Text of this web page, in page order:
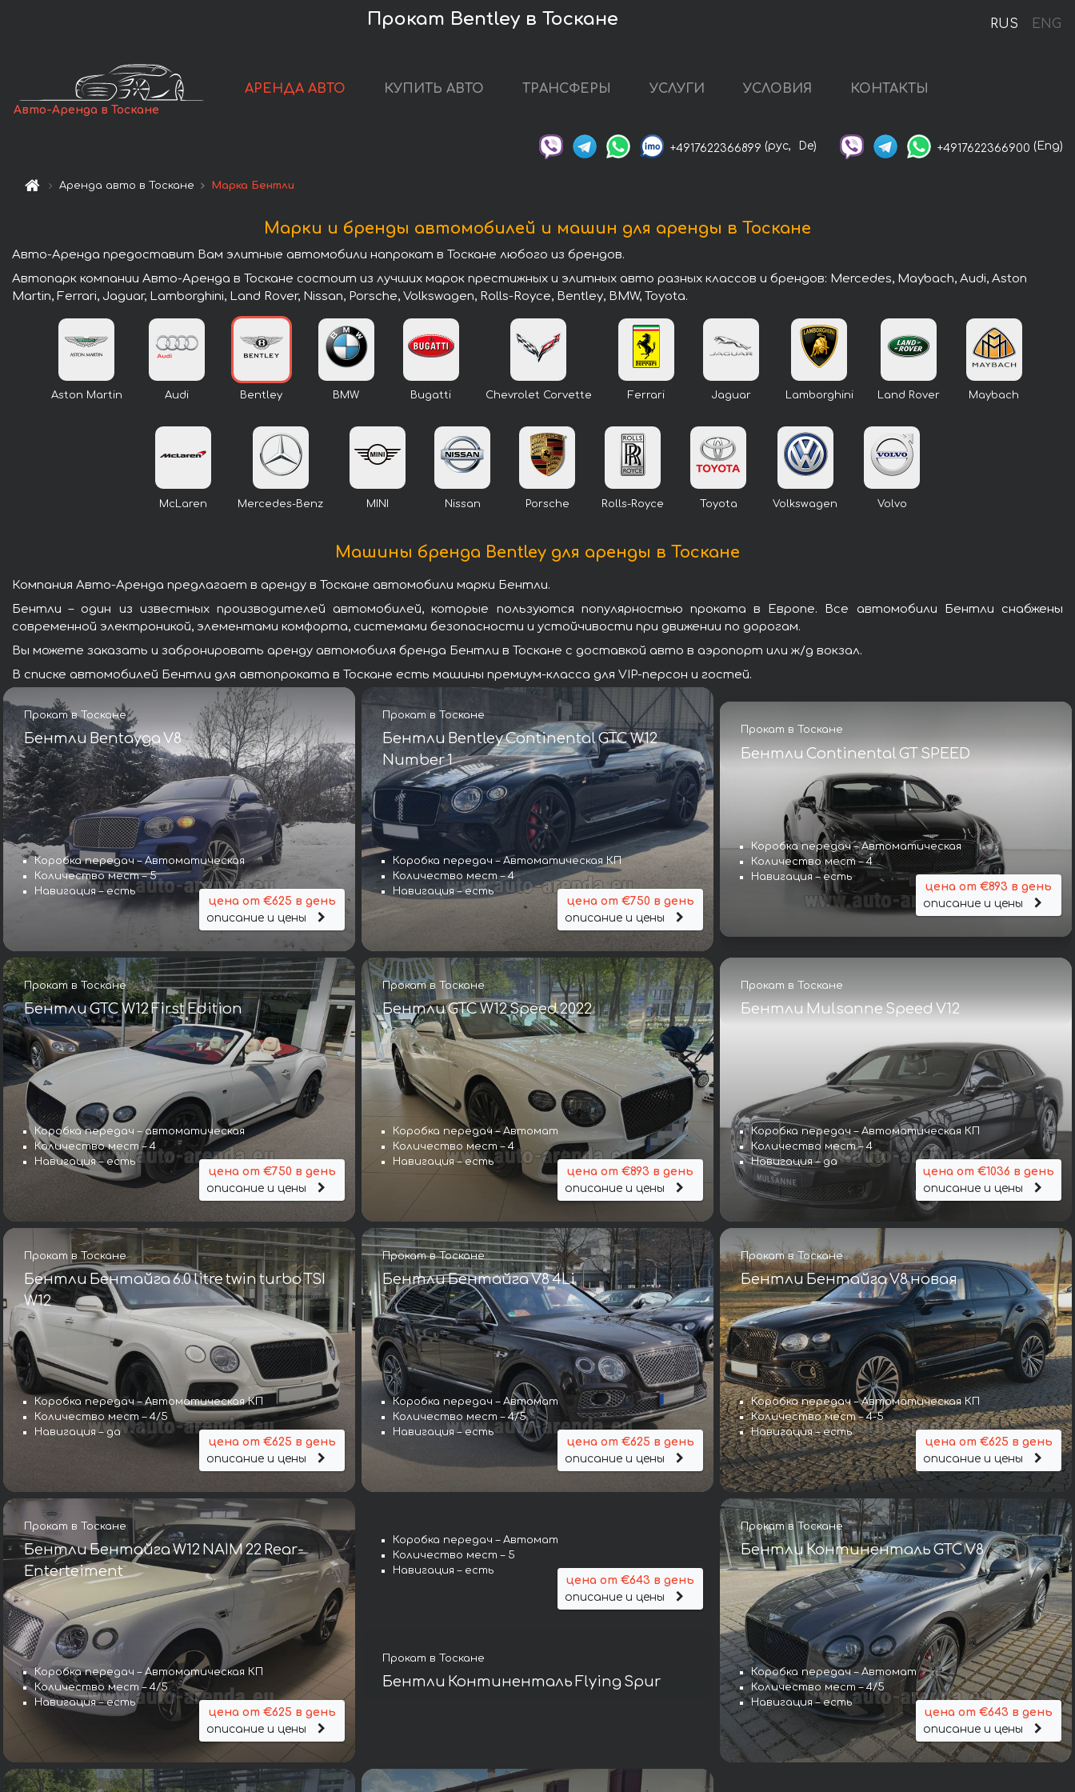
RUS ENG
Прокат Bentley в Тоскане
Авто-Аренда в Тоскане
АРЕНДА АВТО КУПИТЬ АВТО ТРАНСФЕРЫ УСЛУГИ УСЛОВИЯ КОНТАКТЫ
+4917622366899 (рус, De) +4917622366900 (Eng)
Аренда авто в Тоскане Марка Бентли
Марки и бренды автомобилей и машин для аренды в Тоскане
Авто-Аренда предоставит Вам элитные автомобили напрокат в Тоскане любого из брендов.
Автопарк компании Авто-Аренда в Тоскане состоит из лучших марок престижных и элитных авто разных классов и брендов: Mercedes, Maybach, Audi, Aston
Martin, Ferrari, Jaguar, Lamborghini, Land Rover, Nissan, Porsche, Volkswagen, Rolls-Royce, Bentley, BMW, Toyota.
Aston Martin Audi Bentley BMW Bugatti Chevrolet Corvette Ferrari Jaguar Lamborghini Land Rover Maybach
McLaren Mercedes-Benz MINI Nissan Porsche Rolls-Royce Toyota Volkswagen Volvo
Машины бренда Bentley для аренды в Тоскане
Компания Авто-Аренда предлагает в аренду в Тоскане автомобили марки Бентли.
Бентли – один из известных производителей автомобилей, которые пользуются популярностью проката в Европе. Все автомобили Бентли снабжены
современной электроникой, элементами комфорта, системами безопасности и устойчивости при движении по дорогам.
Вы можете заказать и забронировать аренду автомобиля бренда Бентли в Тоскане с доставкой авто в аэропорт или ж/д вокзал.
В списке автомобилей Бентли для автопроката в Тоскане есть машины премиум-класса для VIP-персон и гостей.
Прокат в Тоскане
Бентли Bentayga V8
Коробка передач – Автоматическая
Количество мест – 5
Навигация – есть
цена от €625 в день
описание и цены
Прокат в Тоскане
Бентли Bentley Continental GTC W12
Number 1
Коробка передач – Автоматическая КП
Количество мест – 4
Навигация – есть
цена от €750 в день
описание и цены
Прокат в Тоскане
Бентли Continental GT SPEED
Коробка передач – Автоматическая
Количество мест – 4
Навигация – есть
цена от €893 в день
описание и цены
Прокат в Тоскане
Бентли GTC W12 First Edition
Коробка передач – автоматическая
Количество мест – 4
Навигация – есть
цена от €750 в день
описание и цены
Прокат в Тоскане
Бентли GTC W12 Speed 2022
Коробка передач – Автомат
Количество мест – 4
Навигация – есть
цена от €893 в день
описание и цены
Прокат в Тоскане
Бентли Mulsanne Speed V12
Коробка передач – Автоматическая КП
Количество мест – 4
Навигация – да
цена от €1036 в день
описание и цены
Прокат в Тоскане
Бентли Бентайга 6.0 litre twin turbo TSI
W12
Коробка передач – Автоматическая КП
Количество мест – 4/5
Навигация – да
цена от €625 в день
описание и цены
Прокат в Тоскане
Бентли Бентайга V8 4Li
Коробка передач – Автомат
Количество мест – 4/5
Навигация – есть
цена от €625 в день
описание и цены
Прокат в Тоскане
Бентли Бентайга V8 новая
Коробка передач – Автоматическая КП
Количество мест – 4-5
Навигация – есть
цена от €625 в день
описание и цены
Прокат в Тоскане
Бентли Бентайга W12 NAIM 22 Rear-
Enterteiment
Коробка передач – Автоматическая КП
Количество мест – 4/5
Навигация – есть
цена от €625 в день
описание и цены
Прокат в Тоскане
Бентли Континенталь Flying Spur
Коробка передач – Автомат
Количество мест – 5
Навигация – есть
цена от €643 в день
описание и цены
Прокат в Тоскане
Бентли Континенталь GTC V8
Коробка передач – Автомат
Количество мест – 4/5
Навигация – есть
цена от €643 в день
описание и цены